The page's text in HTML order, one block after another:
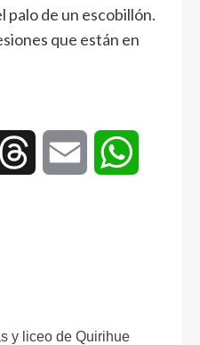
palo de un escobillón.
que están en
Threads Email
y liceo de Quirihue